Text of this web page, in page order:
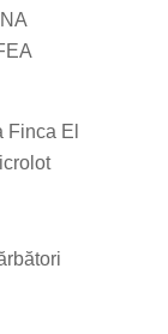
Finca El